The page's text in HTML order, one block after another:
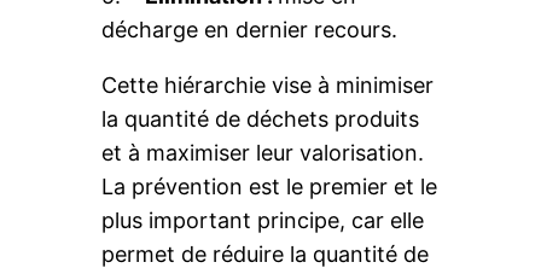
décharge en dernier recours.
Cette hiérarchie vise à minimiser
la quantité de déchets produits
et à maximiser leur valorisation.
La prévention est le premier et le
plus important principe, car elle
permet de réduire la quantité de